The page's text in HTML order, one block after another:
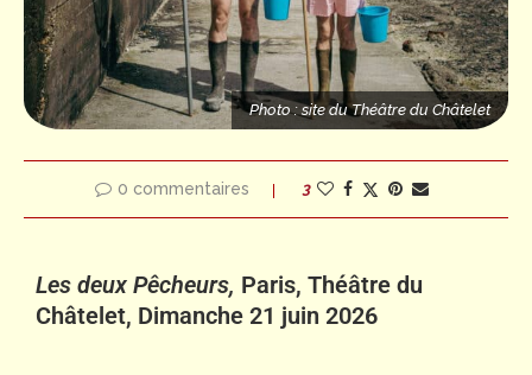
Photo : site du Théâtre du Châtelet
Photo : site du Théâtre du Châtelet
0 commentaires 3
Les deux Pêcheurs, Paris, Théâtre du
Châtelet, Dimanche 21 juin 2026